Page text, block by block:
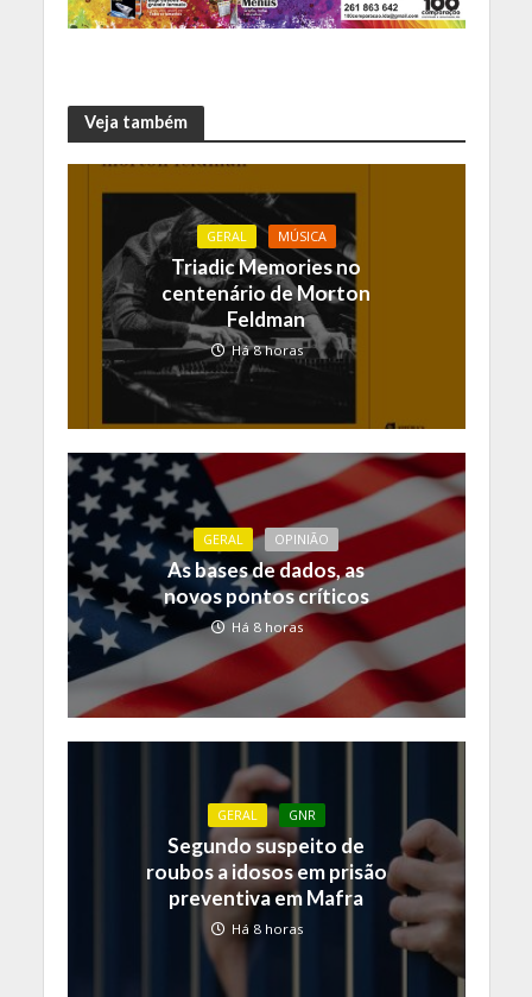
Veja também
GERAL MÚSICA
Triadic Memories no
centenário de Morton
Feldman
Há 8 horas
GERAL OPINIÃO
As bases de dados, as
novos pontos críticos
Há 8 horas
GERAL GNR
Segundo suspeito de
roubos a idosos em prisão
preventiva em Mafra
Há 8 horas